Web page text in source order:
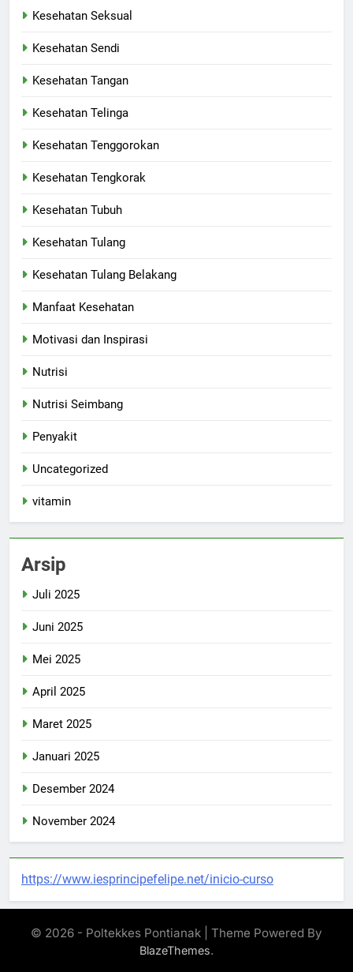
Kesehatan Seksual
Kesehatan Sendi
Kesehatan Tangan
Kesehatan Telinga
Kesehatan Tenggorokan
Kesehatan Tengkorak
Kesehatan Tubuh
Kesehatan Tulang
Kesehatan Tulang Belakang
Manfaat Kesehatan
Motivasi dan Inspirasi
Nutrisi
Nutrisi Seimbang
Penyakit
Uncategorized
vitamin
Arsip
Juli 2025
Juni 2025
Mei 2025
April 2025
Maret 2025
Januari 2025
Desember 2024
November 2024
https://www.iesprincipefelipe.net/inicio-curso
© 2026 - Poltekkes Pontianak | Theme Powered By
BlazeThemes.